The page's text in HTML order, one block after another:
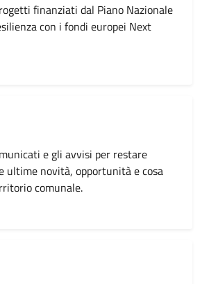
finanziati dal Piano Nazionale
con i fondi europei Next
e gli avvisi per restare
ultime novità, opportunità e cosa
comunale.